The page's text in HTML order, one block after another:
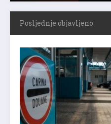
Posljednje objavljeno